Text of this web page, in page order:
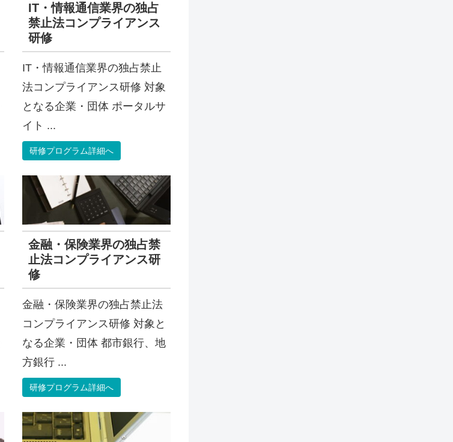
IT・情報通信業界の独占
禁止法コンプライアンス
研修
IT・情報通信業界の独占禁止
法コンプライアンス研修 対象
となる企業・団体 ポータルサ
イト ...
研修プログラム詳細へ
金融・保険業界の独占禁
止法コンプライアンス研
修
金融・保険業界の独占禁止法
コンプライアンス研修 対象と
なる企業・団体 都市銀行、地
方銀行 ...
研修プログラム詳細へ